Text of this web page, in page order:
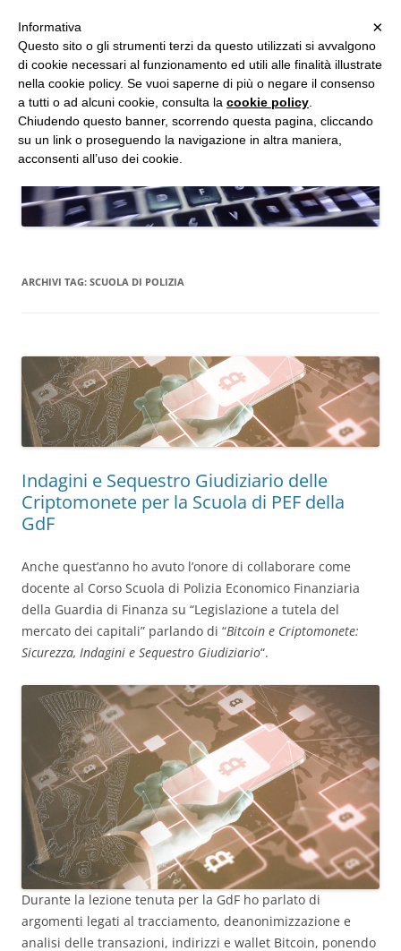
Vai
al
contenuto
Studio d'Informatica Forense
Perizie Informatiche Forensi, CTP e CTU in Processi Civili e Penali
ARCHIVI TAG: SCUOLA DI POLIZIA
Indagini e Sequestro Giudiziario delle
Criptomonete per la Scuola di PEF della
GdF
Anche quest’anno ho avuto l’onore di collaborare come
docente al Corso Scuola di Polizia Economico Finanziaria
della Guardia di Finanza su “Legislazione a tutela del
mercato dei capitali” parlando di “Bitcoin e Criptomonete:
Sicurezza, Indagini e Sequestro Giudiziario“.
Durante la lezione tenuta per la GdF ho parlato di
argomenti legati al tracciamento, deanonimizzazione e
analisi delle transazioni, indirizzi e wallet Bitcoin, ponendo
MENU ×
Informativa
Questo sito o gli strumenti terzi da questo utilizzati si avvalgono
di cookie necessari al funzionamento ed utili alle finalità illustrate
nella cookie policy. Se vuoi saperne di più o negare il consenso
a tutti o ad alcuni cookie, consulta la cookie policy
Chiudendo questo banner, scorrendo questa pagina, cliccando
su un link o proseguendo la navigazione in altra maniera,
acconsenti all’uso dei cookie.